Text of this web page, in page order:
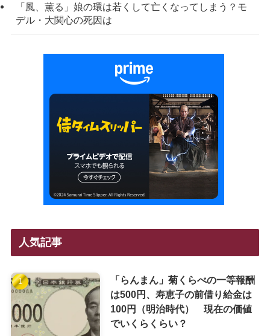
「風、薫る」娘の環は若くして亡くなってしまう？モ
デル・大関心の死因は
人気記事
「らんまん」菊くらべの一等報酬
は500円、寿恵子の前借り給金は
100円（明治時代） 現在の価値
でいくらくらい？